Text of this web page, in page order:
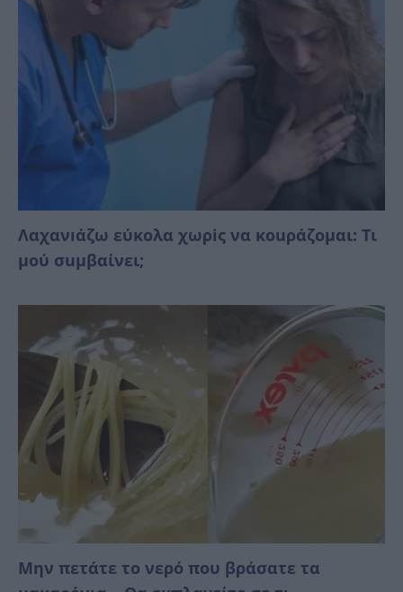
Λαχανıάζω εύκολα χωρiς να κοuράζομαι: Τι
μού σuμβαίνει;
Μην πετάτε το νερό που βράσατε τα